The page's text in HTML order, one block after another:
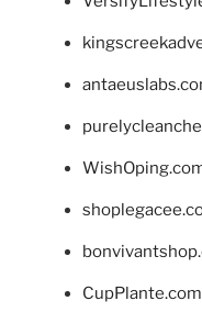
CupPlante.com